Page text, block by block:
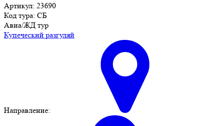
Артикул: 23690
Код тура: СБ
Авиа/ЖД тур
Купеческий разгуляй
Направление: